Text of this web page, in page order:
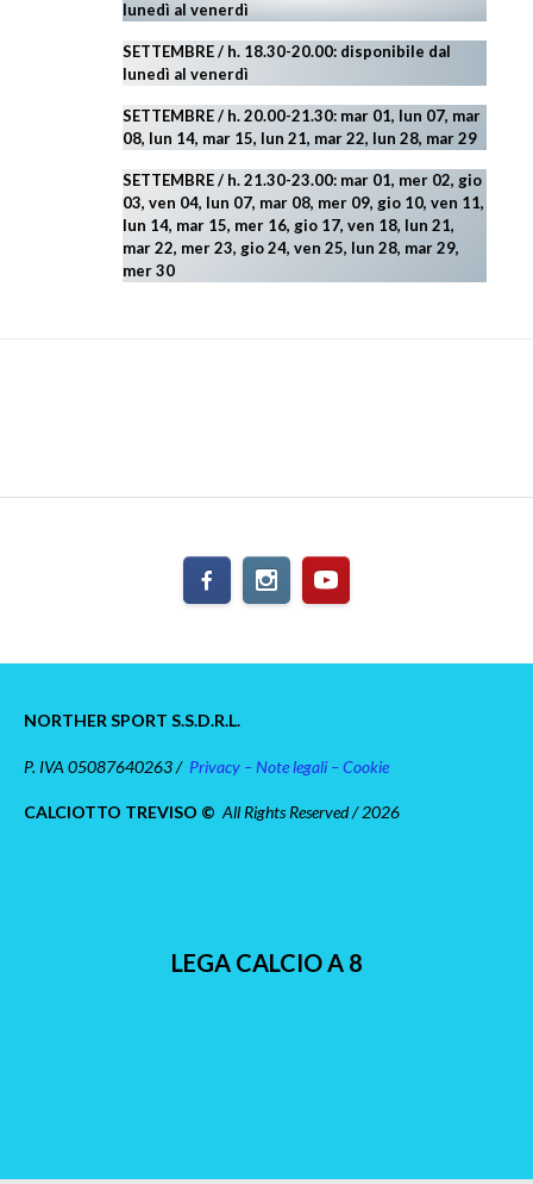
lunedì al venerdì
SETTEMBRE / h. 18.30-20.00: disponibile dal
lunedì al venerdì
SETTEMBRE / h. 20.00-21.30: mar 01, lun 07, mar
08, lun 14, mar 15, lun 21, mar 22, lun 28, mar 29
SETTEMBRE / h. 21.30-23.00: mar 01, mer 02, gio
03, ven 04, lun 07, mar 08, mer 09, gio 10, ven 11,
lun 14, mar 15, mer 16, gio 17, ven 18, lun 21,
mar 22, mer 23, gio 24, ven 25, lun 28, mar 29,
mer 30
NORTHER SPORT S.S.D.R.L.
P. IVA 05087640263 / Privacy – Note legali – Cookie
CALCIOTTO TREVISO © All Rights Reserved / 2026
LEGA CALCIO A 8